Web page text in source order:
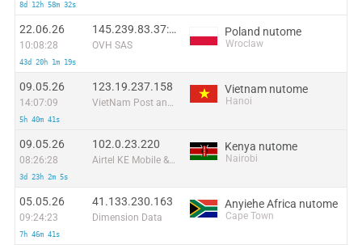
8d 12h 58m 32s
22.06.26
10:08:28
43d 20h 1m 19s
145.239.83.37:36208
OVH SAS
Poland nutome
Wroclaw
09.05.26
14:07:09
5h 40m 41s
123.19.237.158
VietNam Post and Telecom Corporation
Vietnam nutome
Hanoi
09.05.26
08:26:28
3d 23h 2m 5s
102.0.23.220
Airtel KE Mobile & Fixed Internet
Kenya nutome
Nairobi
05.05.26
09:24:23
7h 46m 41s
41.133.230.163
Dimension Data
Anyiehe Africa nutome
Cape Town